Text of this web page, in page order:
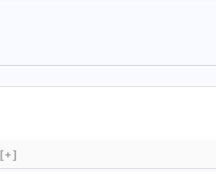
[+]
AKTUALNOŚCI
RELACJE Z